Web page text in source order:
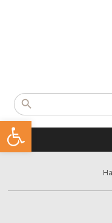
פתח סרגל נגישות